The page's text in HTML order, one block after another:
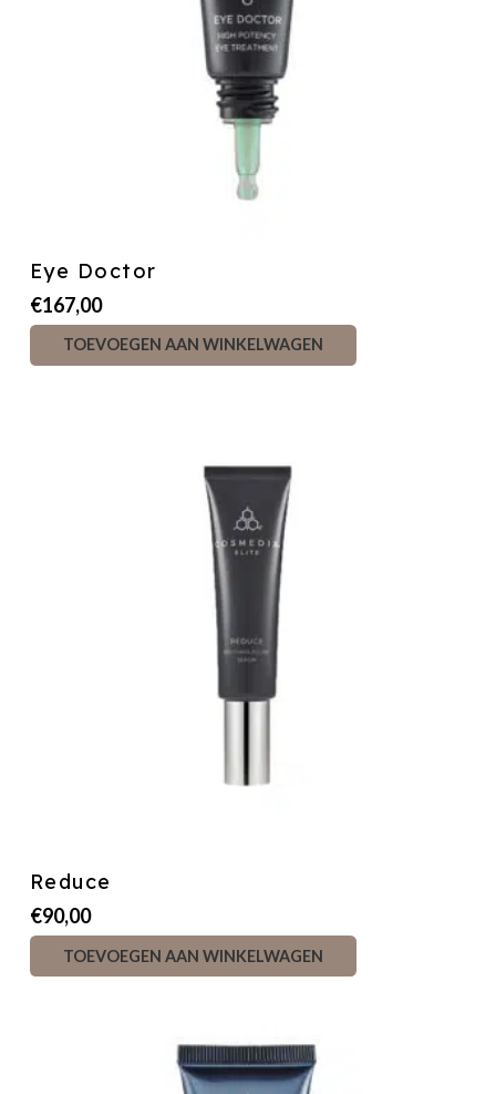
Eye Doctor
€167,00
TOEVOEGEN AAN WINKELWAGEN
Reduce
€90,00
TOEVOEGEN AAN WINKELWAGEN